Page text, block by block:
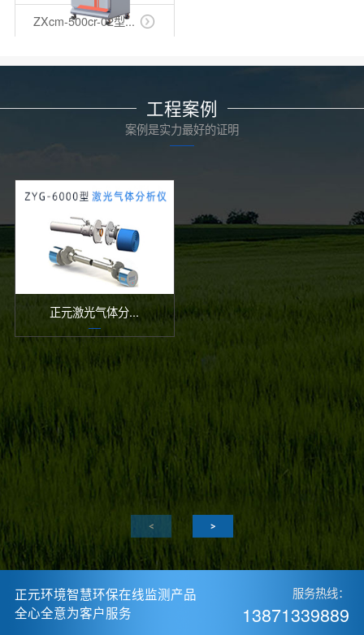
ZXcm-500cr-02型...
工程案例
案例是实力最好的证明
正元激光气体分...
正元环境智慧环保在线监测产品
全心全意为客户服务
服务热线：
13871339889